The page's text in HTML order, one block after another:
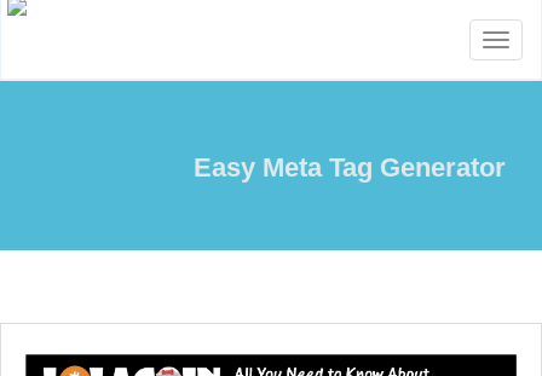
Toggle
navigation
Easy Meta Tag Generator